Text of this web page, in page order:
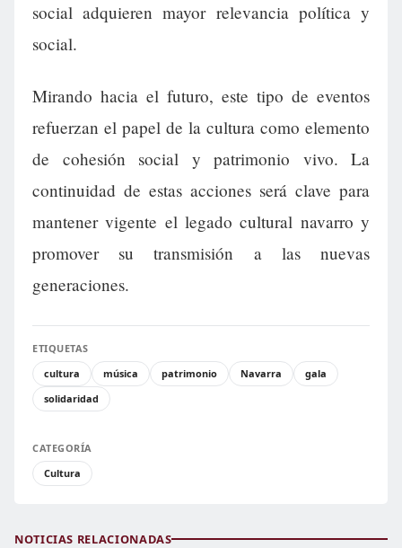
social adquieren mayor relevancia política y
social.
Mirando hacia el futuro, este tipo de eventos
refuerzan el papel de la cultura como elemento
de cohesión social y patrimonio vivo. La
continuidad de estas acciones será clave para
mantener vigente el legado cultural navarro y
promover su transmisión a las nuevas
generaciones.
ETIQUETAS
cultura
música patrimonio Navarra
gala
solidaridad
CATEGORÍA
Cultura
NOTICIAS RELACIONADAS